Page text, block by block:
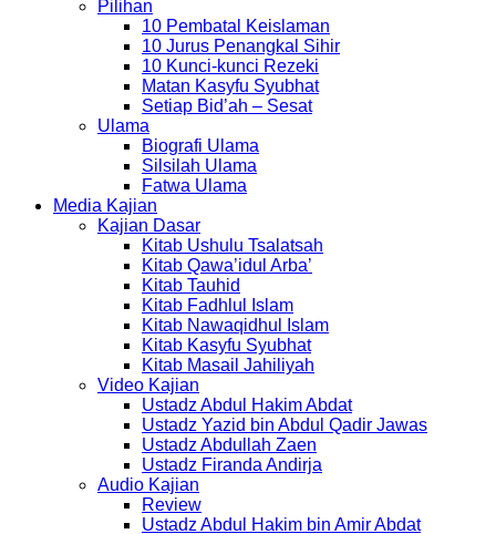
Pilihan
10 Pembatal Keislaman
10 Jurus Penangkal Sihir
10 Kunci-kunci Rezeki
Matan Kasyfu Syubhat
Setiap Bid’ah – Sesat
Ulama
Biografi Ulama
Silsilah Ulama
Fatwa Ulama
Media Kajian
Kajian Dasar
Kitab Ushulu Tsalatsah
Kitab Qawa’idul Arba’
Kitab Tauhid
Kitab Fadhlul Islam
Kitab Nawaqidhul Islam
Kitab Kasyfu Syubhat
Kitab Masail Jahiliyah
Video Kajian
Ustadz Abdul Hakim Abdat
Ustadz Yazid bin Abdul Qadir Jawas
Ustadz Abdullah Zaen
Ustadz Firanda Andirja
Audio Kajian
Review
Ustadz Abdul Hakim bin Amir Abdat